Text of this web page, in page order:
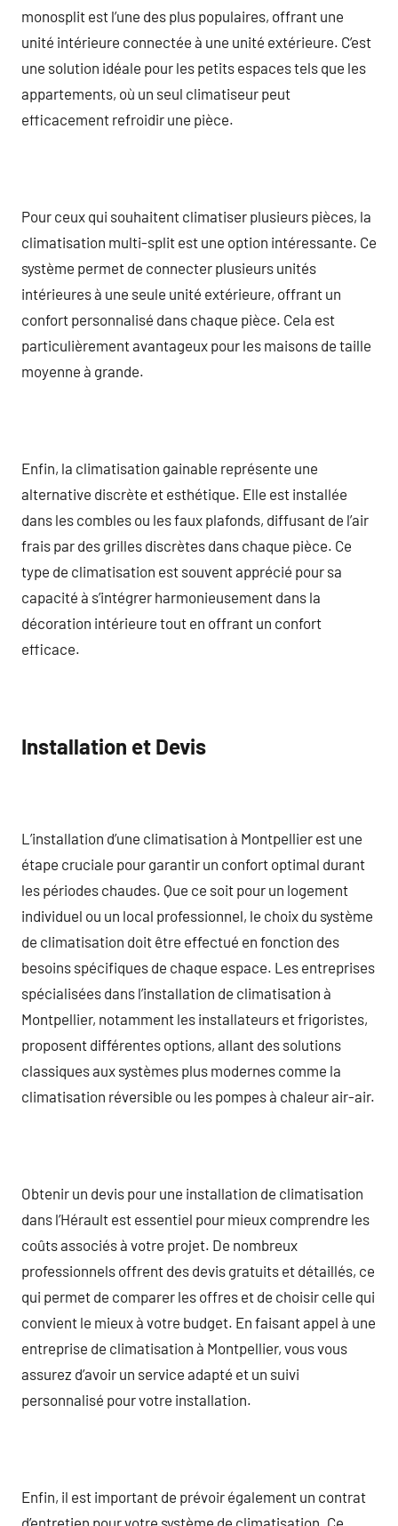
monosplit est l’une des plus populaires, offrant une
unité intérieure connectée à une unité extérieure. C’est
une solution idéale pour les petits espaces tels que les
appartements, où un seul climatiseur peut
efficacement refroidir une pièce.
Pour ceux qui souhaitent climatiser plusieurs pièces, la
climatisation multi-split est une option intéressante. Ce
système permet de connecter plusieurs unités
intérieures à une seule unité extérieure, offrant un
confort personnalisé dans chaque pièce. Cela est
particulièrement avantageux pour les maisons de taille
moyenne à grande.
Enfin, la climatisation gainable représente une
alternative discrète et esthétique. Elle est installée
dans les combles ou les faux plafonds, diffusant de l’air
frais par des grilles discrètes dans chaque pièce. Ce
type de climatisation est souvent apprécié pour sa
capacité à s’intégrer harmonieusement dans la
décoration intérieure tout en offrant un confort
efficace.
Installation et Devis
L’installation d’une climatisation à Montpellier est une
étape cruciale pour garantir un confort optimal durant
les périodes chaudes. Que ce soit pour un logement
individuel ou un local professionnel, le choix du système
de climatisation doit être effectué en fonction des
besoins spécifiques de chaque espace. Les entreprises
spécialisées dans l’installation de climatisation à
Montpellier, notamment les installateurs et frigoristes,
proposent différentes options, allant des solutions
classiques aux systèmes plus modernes comme la
climatisation réversible ou les pompes à chaleur air-air.
Obtenir un devis pour une installation de climatisation
dans l’Hérault est essentiel pour mieux comprendre les
coûts associés à votre projet. De nombreux
professionnels offrent des devis gratuits et détaillés, ce
qui permet de comparer les offres et de choisir celle qui
convient le mieux à votre budget. En faisant appel à une
entreprise de climatisation à Montpellier, vous vous
assurez d’avoir un service adapté et un suivi
personnalisé pour votre installation.
Enfin, il est important de prévoir également un contrat
d’entretien pour votre système de climatisation. Ce